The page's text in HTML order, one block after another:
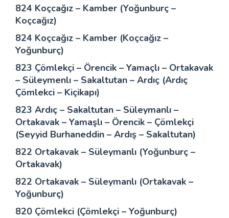
824 Koçcağız – Kamber (Yoğunburç –
Koçcağız)
824 Koçcağız – Kamber (Koçcağız –
Yoğunburç)
823 Çömlekçi – Örencik – Yamaçlı – Ortakavak
– Süleymenlı – Sakaltutan – Ardıç (Ardıç
Çömlekci – Kiçikapı)
823 Ardıç – Sakaltutan – Süleymanlı –
Ortakavak – Yamaşlı – Örencik – Çömlekçi
(Seyyid Burhaneddin – Ardış – Sakaltutan)
822 Ortakavak – Süleymanlı (Yoğunburç –
Ortakavak)
822 Ortakavak – Süleymanlı (Ortakavak –
Yoğunburç)
820 Çömlekci (Çömlekçi – Yoğunburç)